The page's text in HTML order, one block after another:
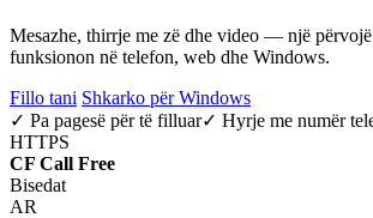
Mesazhe, thirrje me zë dhe video — një përvojë
funksionon në telefon, web dhe Windows.
Fillo tani Shkarko për Windows
✓ Pa pagesë për të filluar✓ Hyrje me numër
HTTPS
CF Call Free
Bisedat
AR